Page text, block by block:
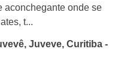
aconchegante onde se
t...
Juveve, Curitiba -